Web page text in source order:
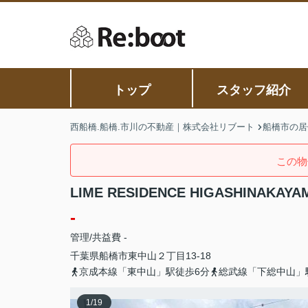
トップ スタッフ紹介
西船橋.船橋.市川の不動産｜株式会社リブート 船橋市の
この
LIME RESIDENCE
-
管理/共益費 -
千葉県船橋市東中山 ２丁目13-18
京成本線「東中山」駅徒歩6分
総武線「下総中山
1/19